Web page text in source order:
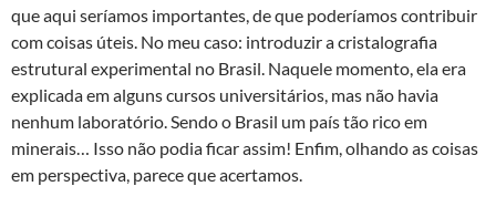
que aqui seríamos importantes, de que poderíamos contribuir
com coisas úteis. No meu caso: introduzir a cristalografia
estrutural experimental no Brasil. Naquele momento, ela era
explicada em alguns cursos universitários, mas não havia
nenhum laboratório. Sendo o Brasil um país tão rico em
minerais… Isso não podia ficar assim! Enfim, olhando as coisas
em perspectiva, parece que acertamos.